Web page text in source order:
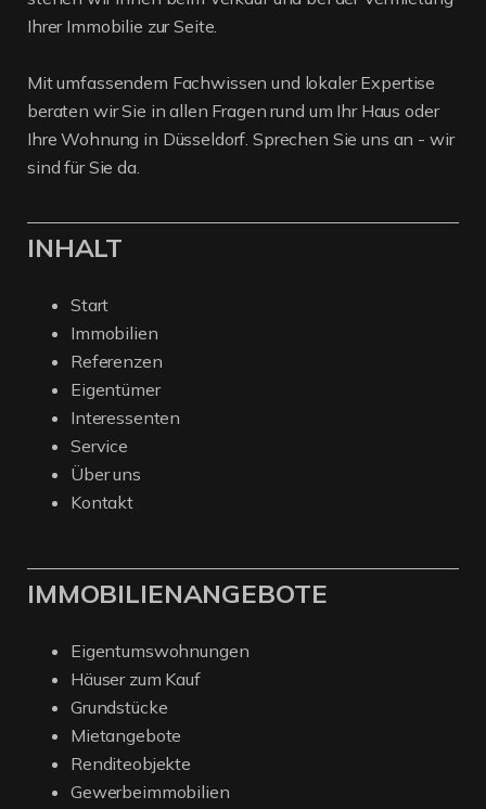
Ihrer Immobilie zur Seite.
Mit umfassendem Fachwissen und lokaler Expertise
beraten wir Sie in allen Fragen rund um Ihr Haus oder
Ihre Wohnung in Düsseldorf. Sprechen Sie uns an - wir
sind für Sie da.
INHALT
Start
Immobilien
Referenzen
Eigentümer
Interessenten
Service
Über uns
Kontakt
IMMOBILIENANGEBOTE
Eigentumswohnungen
Häuser zum Kauf
Grundstücke
Mietangebote
Renditeobjekte
Gewerbeimmobilien